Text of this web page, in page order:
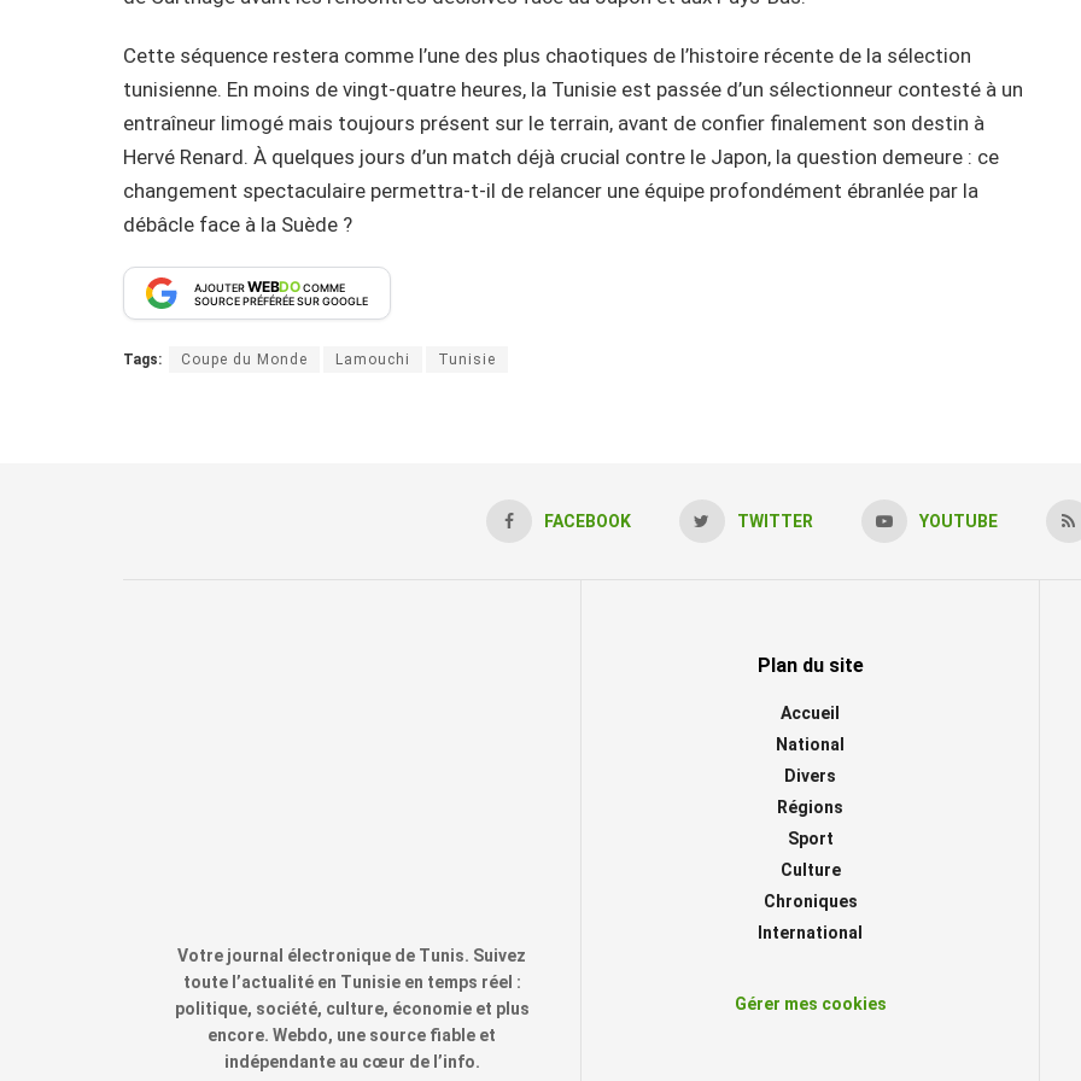
Cette séquence restera comme l’une des plus chaotiques de l’histoire récente de la sélection
tunisienne. En moins de vingt-quatre heures, la Tunisie est passée d’un sélectionneur contesté à un
entraîneur limogé mais toujours présent sur le terrain, avant de confier finalement son destin à
Hervé Renard. À quelques jours d’un match déjà crucial contre le Japon, la question demeure : ce
changement spectaculaire permettra-t-il de relancer une équipe profondément ébranlée par la
débâcle face à la Suède ?
AJOUTERWEBDOCOMME
SOURCE PRÉFÉRÉE SUR GOOGLE
Tags: Coupe du Monde Lamouchi Tunisie
FACEBOOK TWITTER YOUTUBE
Votre journal électronique de Tunis. Suivez
toute l’actualité en Tunisie en temps réel :
politique, société, culture, économie et plus
encore. Webdo, une source fiable et
indépendante au cœur de l’info.
Plan du site
Accueil
National
Divers
Régions
Sport
Culture
Chroniques
International
Gérer mes cookies